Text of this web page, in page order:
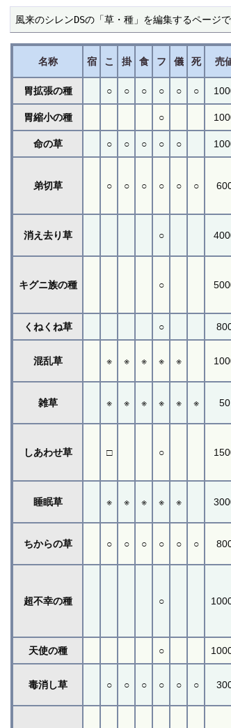
風来のシレンDSの「草・種」を編集するページ
名称 宿 こ 掛 食 フ 儀 死 売
胃拡張の種 ○ ○ ○ ○ ○ ○
胃縮小の種 ○
命の草 ○ ○ ○ ○ ○
弟切草 ○ ○ ○ ○ ○ ○
消え去り草 ○
キグニ族の種 ○
くねくね草 ○
混乱草 ※ ※ ※ ※ ※
雑草 ※ ※ ※ ※ ※ ※ 50
しあわせ草 □ ○
睡眠草 ※ ※ ※ ※ ※
ちからの草 ○ ○ ○ ○ ○ ○
超不幸の種 ○
天使の種 ○
毒消し草 ○ ○ ○ ○ ○ ○